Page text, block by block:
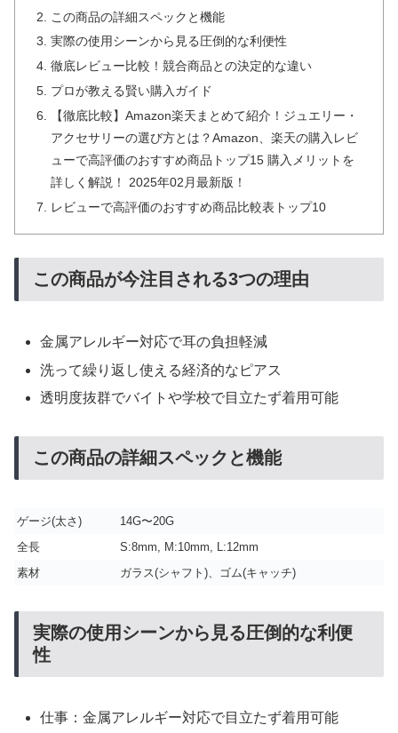
この商品の詳細スペックと機能
実際の使用シーンから見る圧倒的な利便性
徹底レビュー比較！競合商品との決定的な違い
プロが教える賢い購入ガイド
【徹底比較】Amazon楽天まとめて紹介！ジュエリー・
アクセサリーの選び方とは？Amazon、楽天の購入レビ
ューで高評価のおすすめ商品トップ15 購入メリットを
詳しく解説！ 2025年02月最新版！
レビューで高評価のおすすめ商品比較表トップ10
この商品が今注目される3つの理由
金属アレルギー対応で耳の負担軽減
洗って繰り返し使える経済的なピアス
透明度抜群でバイトや学校で目立たず着用可能
この商品の詳細スペックと機能
ゲージ(太さ)
14G〜20G
全長
S:8mm, M:10mm, L:12mm
素材
ガラス(シャフト)、ゴム(キャッチ)
実際の使用シーンから見る圧倒的な利便
性
仕事：金属アレルギー対応で目立たず着用可能